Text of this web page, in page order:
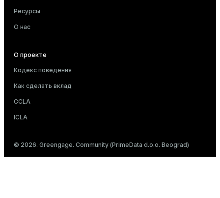
Ресурсы
О нас
О проекте
Кодекс поведения
Как сделать вклад
CCLA
ICLA
© 2026. Greengage. Community (PrimeData d.o.o. Beograd)